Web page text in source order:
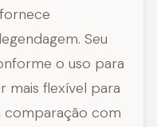
Seu
o uso para
mais flexível para
comparação com